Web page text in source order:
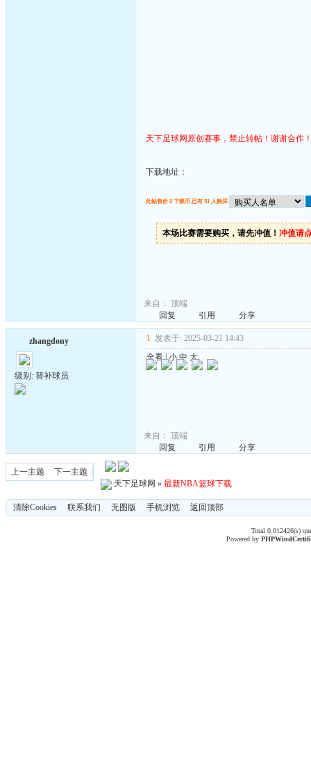
天下足球网原创赛事，禁止转帖！谢谢合作
下载地址：
此帖售价 2 下载币,已有 31 人购买
本场比赛需要购买，请先冲值！ 冲值请
来自： 顶端
回复
引用 分享
zhangdony
级别: 替补球员
1 发表于: 2025-03-21 14:43
全看|小 中 大
来自： 顶端
回复
引用 分享
上一主题
下一主题
天下足球网 » 最新NBA篮球下载
清除Cookies 联系我们 无图版 手机浏览 返回顶部
Total 0.012426(s)
Powered byPHPWind